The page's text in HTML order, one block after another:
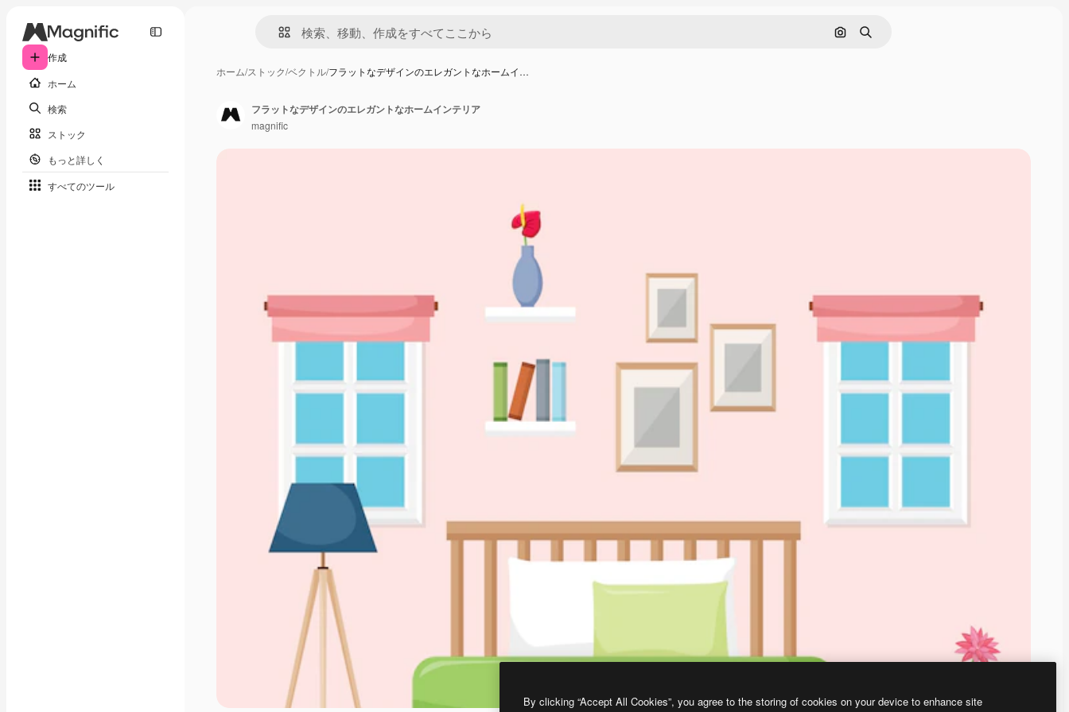
作成
ホーム
検索
ストック
もっと詳しく
すべてのツール
画像で検索
検索
ホーム/ストック/ベクトル/フラットなデザインのエレガントなホームイ…
フラットなデザインのエレガントなホームインテリア
magnific
By clicking “Accept All Cookies”, you agree to the storing of cookies on your device to enhance site